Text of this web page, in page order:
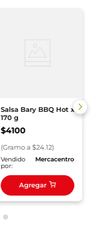
Salsa Bary BBQ Hot x
170 g
$4100
(Gramoa $24.12)
Vendido
por:
Mercacentro
Agregar